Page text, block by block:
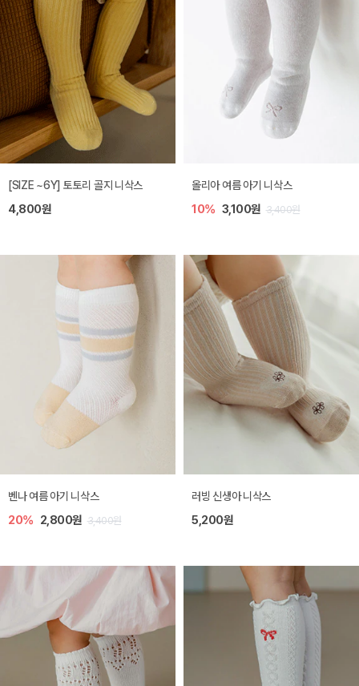
[SIZE ~6Y] 토토리 골지 니삭스
4,800원
올리아 여름 아기 니삭스
10% 3,100원 3,400원
벤나 여름 아기 니삭스
20% 2,800원 3,400원
러빙 신생아 니삭스
5,200원